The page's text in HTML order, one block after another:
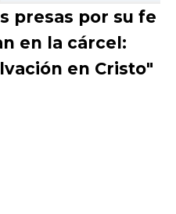
presas por su fe
en la cárcel:
en Cristo"